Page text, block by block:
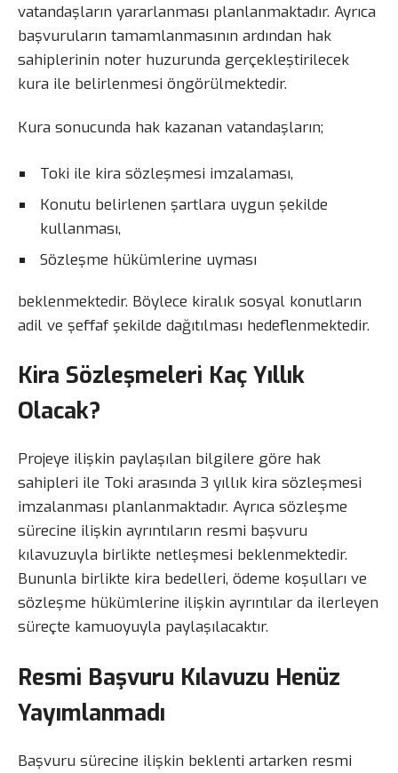
vatandaşların yararlanması planlanmaktadır. Ayrıca
başvuruların tamamlanmasının ardından hak
sahiplerinin noter huzurunda gerçekleştirilecek
kura ile belirlenmesi öngörülmektedir.
Kura sonucunda hak kazanan vatandaşların;
Toki ile kira sözleşmesi imzalaması,
Konutu belirlenen şartlara uygun şekilde
kullanması,
Sözleşme hükümlerine uyması
beklenmektedir. Böylece kiralık sosyal konutların
adil ve şeffaf şekilde dağıtılması hedeflenmektedir.
Kira Sözleşmeleri Kaç Yıllık
Olacak?
Projeye ilişkin paylaşılan bilgilere göre hak
sahipleri ile Toki arasında 3 yıllık kira sözleşmesi
imzalanması planlanmaktadır. Ayrıca sözleşme
sürecine ilişkin ayrıntıların resmi başvuru
kılavuzuyla birlikte netleşmesi beklenmektedir.
Bununla birlikte kira bedelleri, ödeme koşulları ve
sözleşme hükümlerine ilişkin ayrıntılar da ilerleyen
süreçte kamuoyuyla paylaşılacaktır.
Resmi Başvuru Kılavuzu Henüz
Yayımlanmadı
Başvuru sürecine ilişkin beklenti artarken resmi